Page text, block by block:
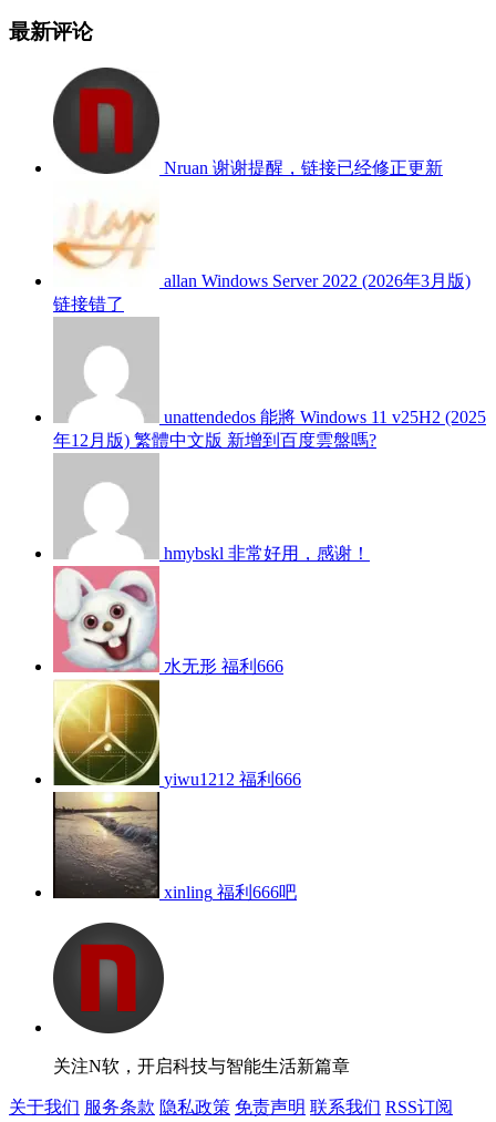
最新评论
Nruan 谢谢提醒，链接已经修正更新
allan Windows Server 2022 (2026年3月版)
链接错了
unattendedos 能將 Windows 11 v25H2 (2025
年12月版) 繁體中文版 新增到百度雲盤嗎?
hmybskl 非常好用，感谢！
水无形 福利666
yiwu1212 福利666
xinling 福利666吧
关注N软，开启科技与智能生活新篇章
关于我们 服务条款 隐私政策 免责声明 联系我们 RSS订阅